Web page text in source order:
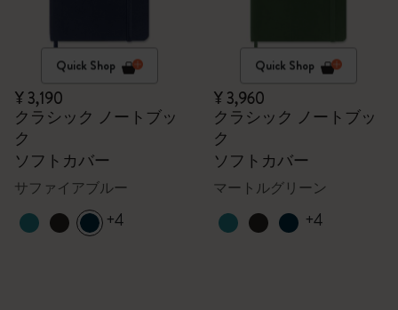
Quick Shop
¥ 3,190
クラシック ノートブッ
ク
ソフトカバー
サファイアブルー
+4
Quick Shop
¥ 3,960
クラシック ノートブッ
ク
ソフトカバー
マートルグリーン
+4